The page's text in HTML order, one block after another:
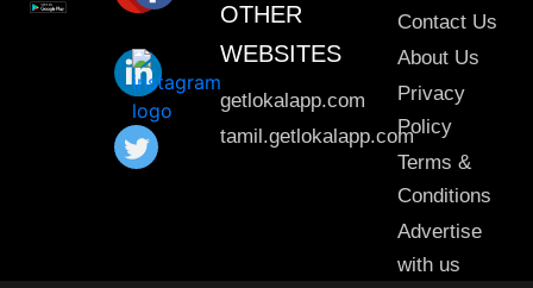
OTHER
WEBSITES
getlokalapp.com
tamil.getlokalapp.com
Contact Us
About Us
Privacy
Policy
Terms &
Conditions
Advertise
with us